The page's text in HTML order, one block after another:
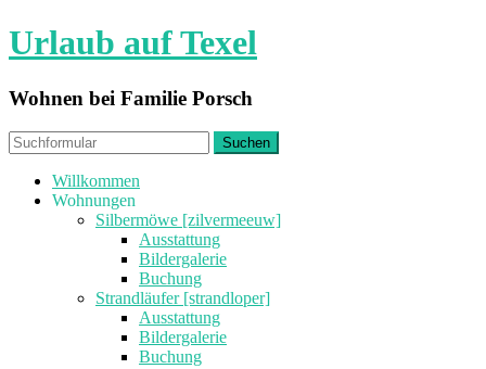
Urlaub auf Texel
Wohnen bei Familie Porsch
Willkommen
Wohnungen
Silbermöwe [zilvermeeuw]
Ausstattung
Bildergalerie
Buchung
Strandläufer [strandloper]
Ausstattung
Bildergalerie
Buchung